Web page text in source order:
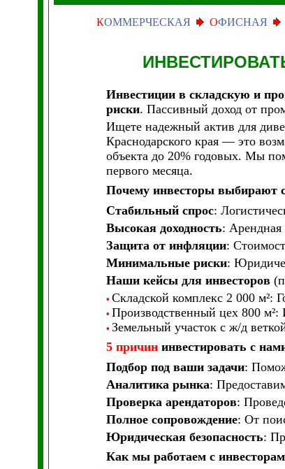
КОММЕРЧЕСКАЯ ОФИСНАЯ
Инвестиции в складскую и
риски. Пассивный доход от
Ищете надежный актив для
Краснодарского края — это
объекта до 20% годовых. Мы
первого месяца.
Почему инвесторы выбирают
Стабильный спрос:
Высокая доходность: Арендная
Защита от инфляции:
Минимальные риски:
Наши кейсы для инвесторов
• Складской комплекс 2 000 м²:
• Производственный цех 800
• Земельный участок с ж/д
5 причининвестировать с
Подбор под ваши задачи:
Аналитика рынка:
Проверка арендаторов:
Полное сопровождение: От
Юридическая безопасность:
Как мы работаем с